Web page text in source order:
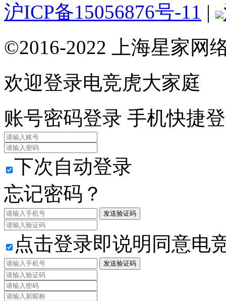
沪ICP备15056876号-11 |
©2016-2022 上海星家网
欢迎登录电竞虎大家庭
账号密码登录 手机快捷
下次自动登录
忘记密码？
发送验证码
点击登录即说明同意电
发送验证码